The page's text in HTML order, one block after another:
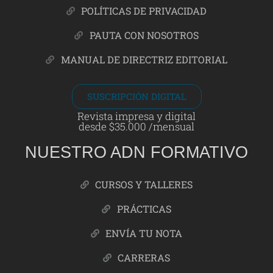
POLÍTICAS DE PRIVACIDAD
PAUTA CON NOSOTROS
MANUAL DE DIRECTRIZ EDITORIAL
SUSCRIPCIÓN DIGITAL
Revista impresa y digital
desde $35.000 /mensual
NUESTRO ADN FORMATIVO
CURSOS Y TALLERES
PRÁCTICAS
ENVÍA TU NOTA
CARRERAS